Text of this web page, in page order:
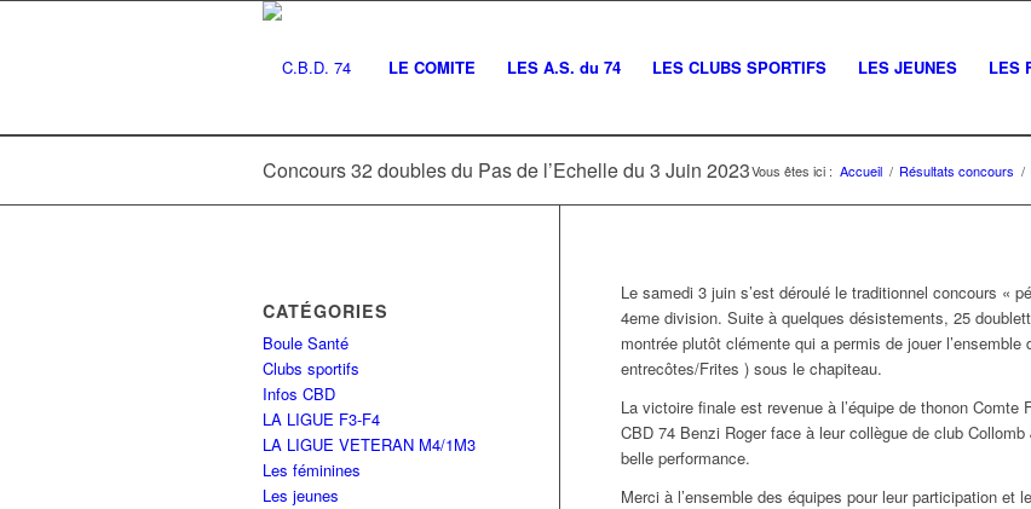
LE COMITE LES A.S. du 74 LES CLUBS SPORTIFS LES JEUNES LES
Concours 32 doubles du Pas de l’Echelle du 3 Juin 2023Vous êtes ici : Accueil / Résultats concours /
Le samedi 3 juin s’est déroulé le traditionnel concours «
4eme division. Suite à quelques désistements, 25
montrée plutôt clémente qui a permis de jouer
entrecôtes/Frites ) sous le chapiteau.
La victoire finale est revenue à l’équipe de thonon
CBD 74 Benzi Roger face à leur collègue de club
belle performance.
Merci à l’ensemble des équipes pour leur participation et
CATÉGORIES
Boule Santé
Clubs sportifs
Infos CBD
LA LIGUE F3-F4
LA LIGUE VETERAN M4/1M3
Les féminines
Les jeunes